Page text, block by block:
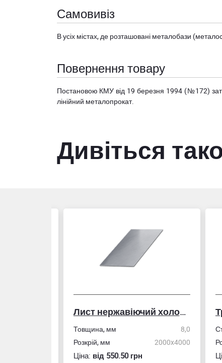
Самовивіз
В усіх містах, де розташовані металобази
Повернення товару
Постановою КМУ від 19 березня 1994 (№172)
лінійний металопрокат.
Дивіться
Лист нержавіючий холоднокатаний
Товщина, мм
8,0
Розкрій, мм
2000x4000
Ціна:вiд 550.50 грн